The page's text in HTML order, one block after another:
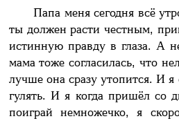
навигации
поискуПапа меня сегодня всё
ты должен расти честным,
истинную правду в глаза. А
мама тоже согласилась, что
лучше она сразу утопится. И
гулять. И я когда пришёл со
поиграй немножечко, я